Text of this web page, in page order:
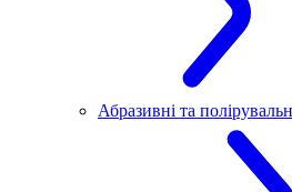
Абразивні та